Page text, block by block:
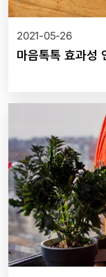
2021-05-26
마음톡톡 효과성